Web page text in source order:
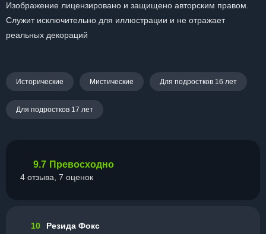
Изображение лицензировано и защищено авторским правом.
Служит исключительно для иллюстрации и не отражает
реальных декораций
Исторические Мистические Для подростков 16 лет
Для подростков 17 лет
9.7 Превосходно
4 отзыва, 7 оценок
10 Резида Фокс